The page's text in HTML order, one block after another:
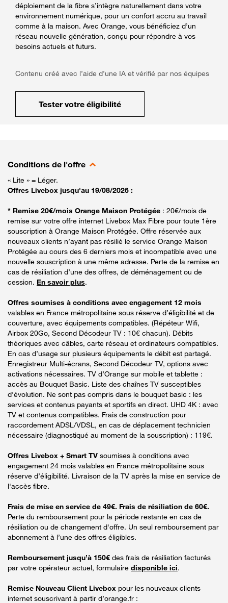
déploiement de la fibre s’intègre naturellement dans votre
environnement numérique, pour un confort accru au travail
comme à la maison. Avec Orange, vous bénéficiez d’un
réseau nouvelle génération, conçu pour répondre à vos
besoins actuels et futurs.
Contenu créé avec l’aide d’une IA et vérifié par nos équipes
Tester votre éligibilité
Conditions de l'offre
« Lite » = Léger.
Offres Livebox jusqu'au 19/08/2026 :
* Remise 20€/mois Orange Maison Protégée : 20€/mois de
remise sur votre offre internet Livebox Max Fibre pour toute 1ère
souscription à Orange Maison Protégée. Offre réservée aux
nouveaux clients n’ayant pas résilié le service Orange Maison
Protégée au cours des 6 derniers mois et incompatible avec une
nouvelle souscription à une même adresse. Perte de la remise en
cas de résiliation d’une des offres, de déménagement ou de
cession. En savoir plus.
Offres soumises à conditions avec engagement 12 mois
valables en France métropolitaine sous réserve d’éligibilité et de
couverture, avec équipements compatibles. (Répéteur Wifi,
Airbox 20Go, Second Décodeur TV : 10€ chacun). Débits
théoriques avec câbles, carte réseau et ordinateurs compatibles.
En cas d’usage sur plusieurs équipements le débit est partagé.
Enregistreur Multi-écrans, Second Décodeur TV, options avec
activations nécessaires. TV d’Orange sur mobile et tablette :
accès au Bouquet Basic. Liste des chaînes TV susceptibles
d’évolution. Ne sont pas compris dans le bouquet basic : les
services et contenus payants et sportifs en direct. UHD 4K : avec
TV et contenus compatibles. Frais de construction pour
raccordement ADSL/VDSL, en cas de déplacement technicien
nécessaire (diagnostiqué au moment de la souscription) : 119€.
Offres Livebox + Smart TV soumises à conditions avec
engagement 24 mois valables en France métropolitaine sous
réserve d’éligibilité. Livraison de la TV après la mise en service de
l'accès fibre.
Frais de mise en service de 49€. Frais de résiliation de 60€.
Perte du remboursement pour la période restante en cas de
résiliation ou de changement d'offre. Un seul remboursement par
abonnement à l’une des offres éligibles.
Remboursement jusqu’à 150€ des frais de résiliation facturés
par votre opérateur actuel, formulaire disponible ici.
Remise Nouveau Client Livebox pour les nouveaux clients
internet souscrivant à partir d’orange.fr :